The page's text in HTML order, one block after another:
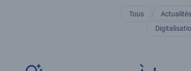
Tous